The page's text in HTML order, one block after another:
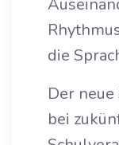
die
Der
bei